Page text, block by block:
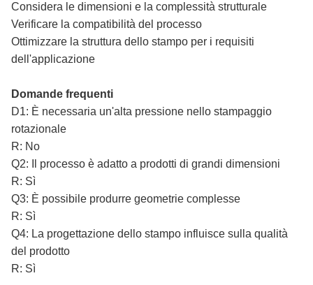
Considera le dimensioni e la complessità strutturale
Verificare la compatibilità del processo
Ottimizzare la struttura dello stampo per i requisiti
dell'applicazione
Domande frequenti
D1: È necessaria un'alta pressione nello stampaggio
rotazionale
R: No
Q2: Il processo è adatto a prodotti di grandi dimensioni
R: Sì
Q3: È possibile produrre geometrie complesse
R: Sì
Q4: La progettazione dello stampo influisce sulla qualità
del prodotto
R: Sì